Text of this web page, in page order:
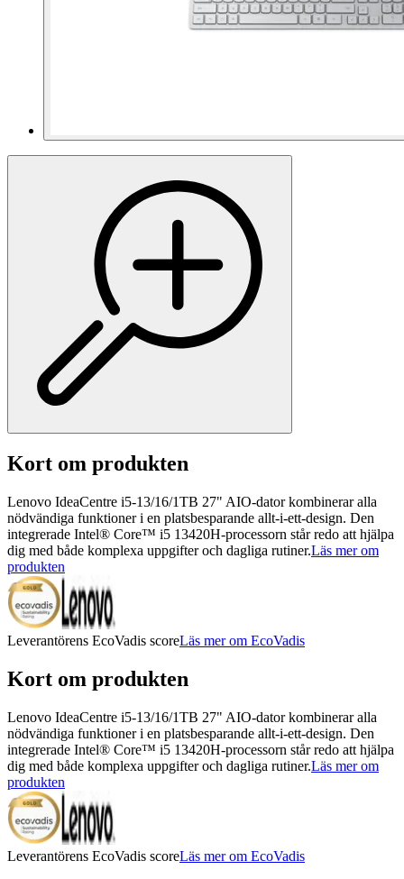
Kort om produkten
Lenovo IdeaCentre i5-13/16/1TB 27" AIO-dator kombinerar alla
nödvändiga funktioner i en platsbesparande allt-i-ett-design. Den
integrerade Intel® Core™ i5 13420H-processorn står redo att hjälpa
dig med både komplexa uppgifter och dagliga rutiner.Läs mer om
produkten
Leverantörens EcoVadis scoreLäs mer om EcoVadis
Kort om produkten
Lenovo IdeaCentre i5-13/16/1TB 27" AIO-dator kombinerar alla
nödvändiga funktioner i en platsbesparande allt-i-ett-design. Den
integrerade Intel® Core™ i5 13420H-processorn står redo att hjälpa
dig med både komplexa uppgifter och dagliga rutiner.Läs mer om
produkten
Leverantörens EcoVadis scoreLäs mer om EcoVadis